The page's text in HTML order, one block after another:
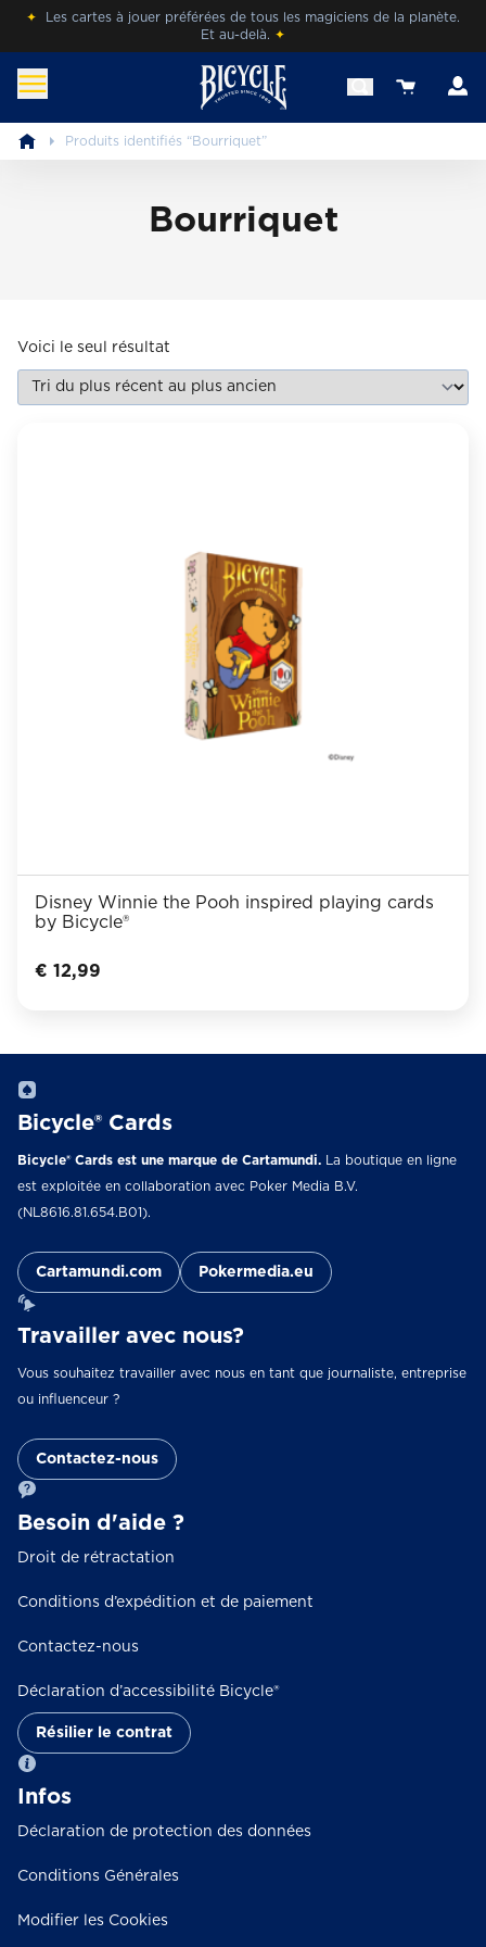
Skip✦ Les cartes à jouer préférées de tous les magiciens de la planète.
Et au-delà. ✦
befr.bicyclecards.com
Beleef de magie van Bicycle® Cards.
View your
Produits identifiés “Bourriquet”
Bourriquet
Voici le seul résultat
Disney Winnie the Pooh inspired playing cards
by Bicycle®
€ 12,99
Bicycle® Cards
Bicycle® Cards est une marque de Cartamundi.
La boutique en ligne
est exploitée en collaboration avec Poker Media B.V.
(NL8616.81.654.B01).
Cartamundi.com Pokermedia.eu
Travailler avec nous?
Vous souhaitez travailler avec nous en tant que journaliste, entreprise
ou influenceur ?
Contactez-nous
Besoin d'aide ?
Droit de rétractation
Conditions d’expédition et de paiement
Contactez-nous
Déclaration d’accessibilité Bicycle®
Résilier le contrat
Infos
Déclaration de protection des données
Conditions Générales
Modifier les Cookies